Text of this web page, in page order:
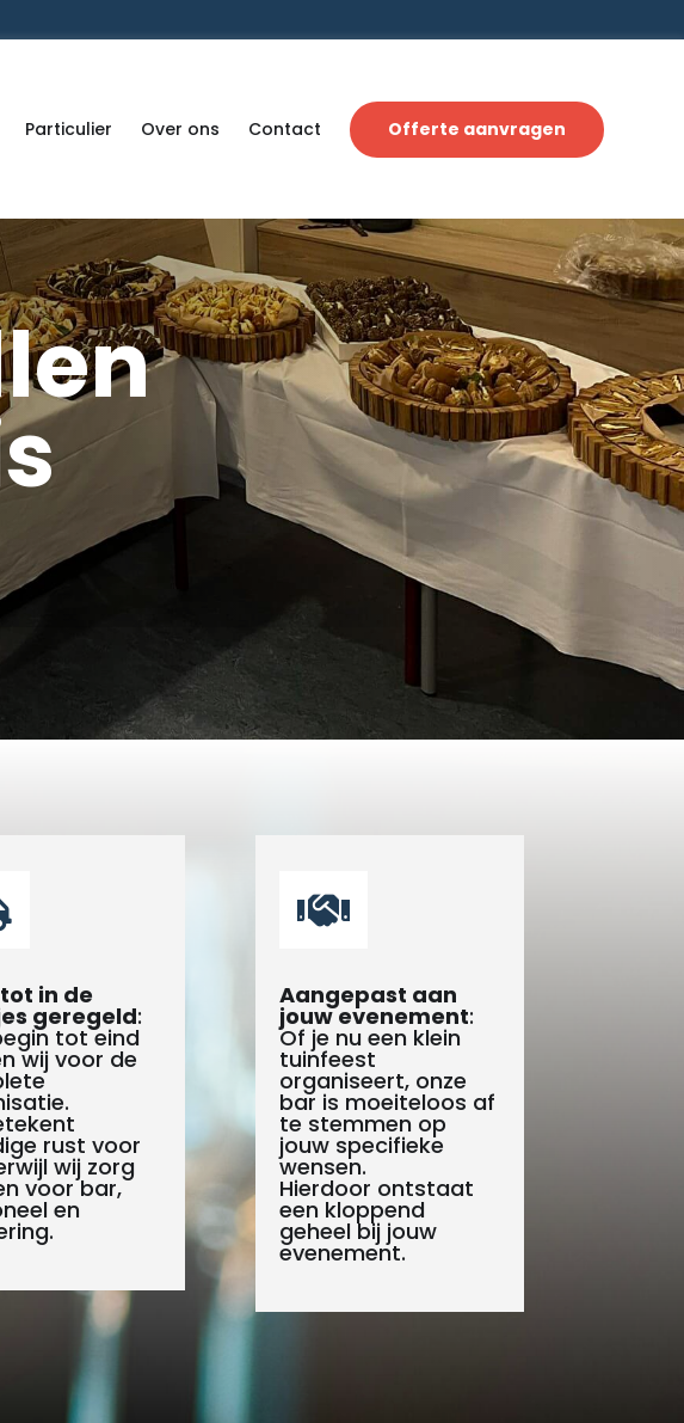
Particulier Over ons Contact Offerte aanvragen
in de
geregeld:
tot eind
wij voor de
rust voor
wij zorg
voor bar,
en

Aangepast aan
jouw evenement:
Of je nu een klein
tuinfeest
organiseert, onze
bar is moeiteloos af
te stemmen op
jouw specifieke
wensen.
Hierdoor ontstaat
een kloppend
geheel bij jouw
evenement.